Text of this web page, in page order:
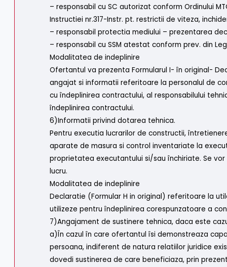
– responsabil cu SC autorizat conform Ordinului
Instructiei nr.317-Instr. pt. restrictii de viteza,
– responsabil protectia mediului – prezentarea
– responsabil cu SSM atestat conform prev. din
Modalitatea de indeplinire
Ofertantul va prezenta Formularul I- în original-
angajat si informatii referitoare la personalul de
cu îndeplinirea contractului, al responsabilului
îndeplinirea contractului.
6)Informatii privind dotarea tehnica.
Pentru executia lucrarilor de constructii,
aparate de masura si control inventariate la
proprietatea executantului si/sau închiriate. Se
lucru.
Modalitatea de indeplinire
Declaratie (Formular H in original) referitoare la
utilizeze pentru îndeplinirea corespunzatoare a
7)Angajament de sustinere tehnica, daca este
a)În cazul în care ofertantul îsi demonstreaza
persoana, indiferent de natura relatiilor juridice
dovedi sustinerea de care beneficiaza, prin